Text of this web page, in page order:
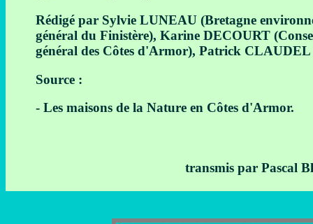
Rédigé par Sylvie LUNEAU (Bretagne
général du Finistère), Karine DECOURT
général des Côtes d'Armor), Patrick
Source :
- Les maisons de la Nature en Côtes d'Armor.
transmis par Pascal